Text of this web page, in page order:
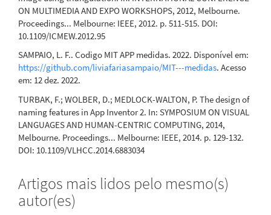
ON MULTIMEDIA AND EXPO WORKSHOPS, 2012, Melbourne.
Proceedings... Melbourne: IEEE, 2012. p. 511-515. DOI:
10.1109/ICMEW.2012.95
SAMPAIO, L. F.. Codigo MIT APP medidas. 2022. Disponível em:
https://github.com/liviafariasampaio/MIT---medidas. Acesso
em: 12 dez. 2022.
TURBAK, F.; WOLBER, D.; MEDLOCK-WALTON, P. The design of
naming features in App Inventor 2. In: SYMPOSIUM ON VISUAL
LANGUAGES AND HUMAN-CENTRIC COMPUTING, 2014,
Melbourne. Proceedings... Melbourne: IEEE, 2014. p. 129-132.
DOI: 10.1109/VLHCC.2014.6883034
Artigos mais lidos pelo mesmo(s)
autor(es)